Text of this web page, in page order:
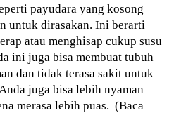
payudara yang kosong
untuk dirasakan. Ini berarti
atau menghisap cukup susu
ini juga bisa membuat tubuh
dan tidak terasa sakit untuk
juga bisa lebih nyaman
merasa lebih puas. (Baca